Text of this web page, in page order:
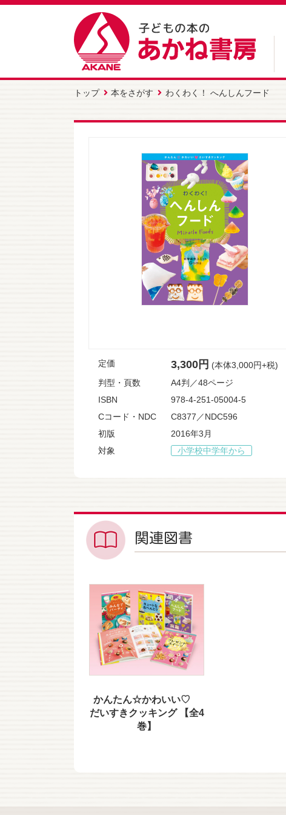
トップ 本をさがす わくわく！ へんしんフード
定価 3,300円 (本体3,000円+税)
判型・頁数
A4判／48ページ
ISBN
978-4-251-05004-5
Cコード・NDC
C8377／NDC596
初版
2016年3月
対象
小学校中学年から
関連図書
かんたん☆かわいい♡
だいすきクッキング 【全4
巻】